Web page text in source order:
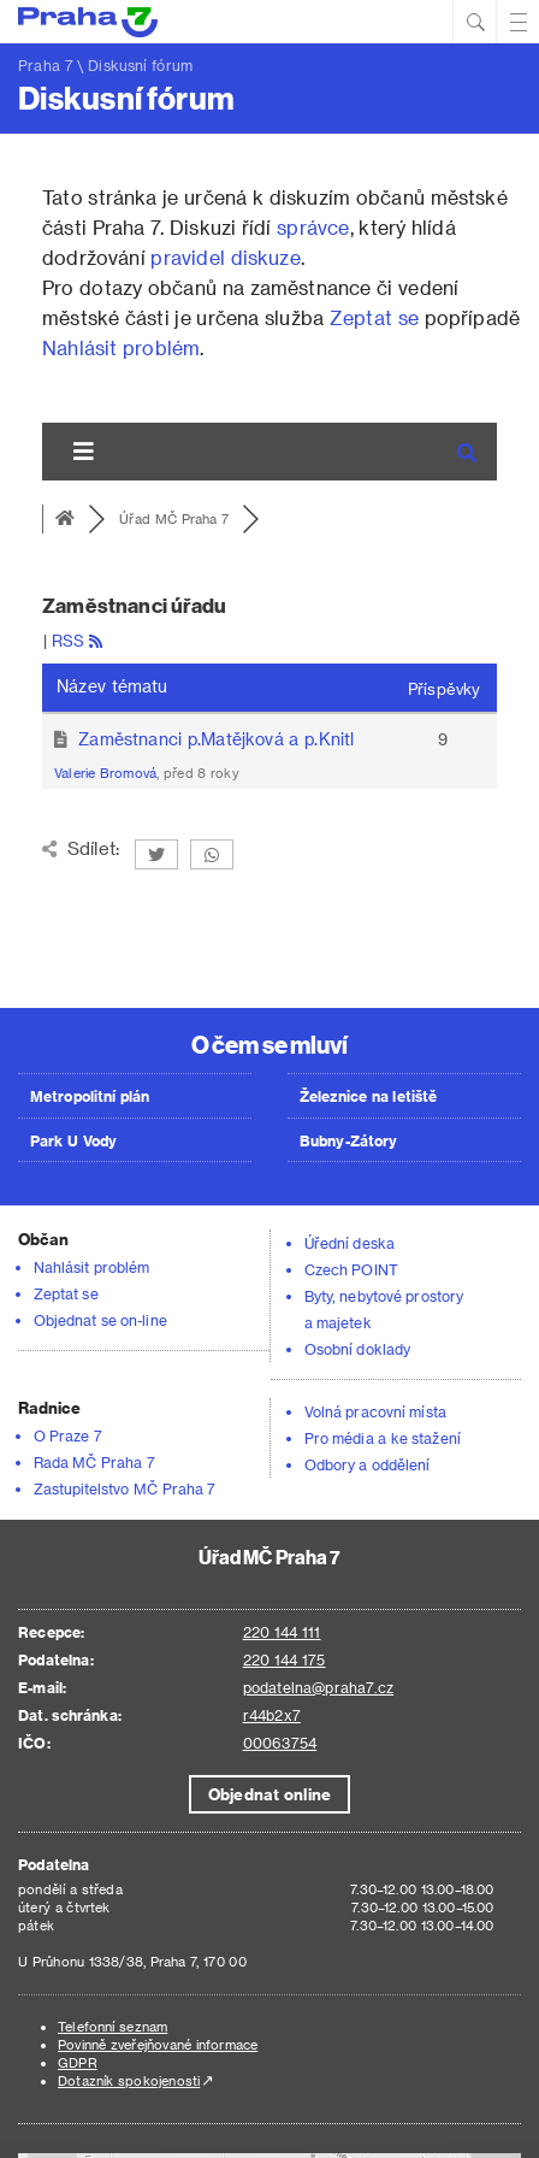
Praha 7\ Diskusní fórum
Diskusní fórum
Tato stránka je určená k diskuzím občanů městské
části Praha 7. Diskuzi řídísprávce, který hlídá
dodržování pravidel diskuze.
Pro dotazy občanů na zaměstnance či vedení
městské části je určena služba Zeptat sepopřípadě
Nahlásit problém.
Úřad MČ Praha 7
Zaměstnanci úřadu
| RSS
Název tématu Příspěvky
Zaměstnanci p.Matějková a p.Knitl
Valerie Bromová , před 8 roky
9
Sdílet:
O čem se mluví
Metropolitní plán
Park U Vody
Železnice na letiště
Bubny-Zátory
Občan
Nahlásit problém
Zeptat se
Objednat se on-line
Úřední deska
Czech POINT
Byty, nebytové prostory
a majetek
Osobní doklady
Radnice
O Praze 7
Rada MČ Praha 7
Zastupitelstvo MČ Praha 7
Volná pracovní místa
Pro média a ke stažení
Odbory a oddělení
Úřad MČ Praha 7
Recepce:
220 144 111
Podatelna:
220 144 175
E-mail:
podatelna@praha7.cz
Dat. schránka:
r44b2x7
IČO:
00063754
Objednat online
Podatelna
pondělí a středa
7.30–12.00 13.00–18.00
úterý a čtvrtek
7.30–12.00 13.00–15.00
pátek
7.30–12.00 13.00–14.00
U Průhonu 1338/38, Praha 7, 170 00
Telefonní seznam
Povinně zveřejňované informace
GDPR
Dotazník spokojenosti